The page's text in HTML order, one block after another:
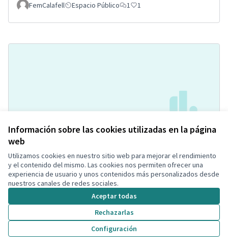
Información sobre las cookies utilizadas en la página
web
Utilizamos cookies en nuestro sitio web para mejorar el rendimiento
y el contenido del mismo. Las cookies nos permiten ofrecer una
experiencia de usuario y unos contenidos más personalizados desde
nuestros canales de redes sociales.
Aceptar todas
Rechazarlas
Configuración
FemCalafell Espacio Público 1 1
Ampliació voreres avinguda
Espanya i del pont de Segur de
Calafell
Acceptada
JordiA Calles y Viales 1 1